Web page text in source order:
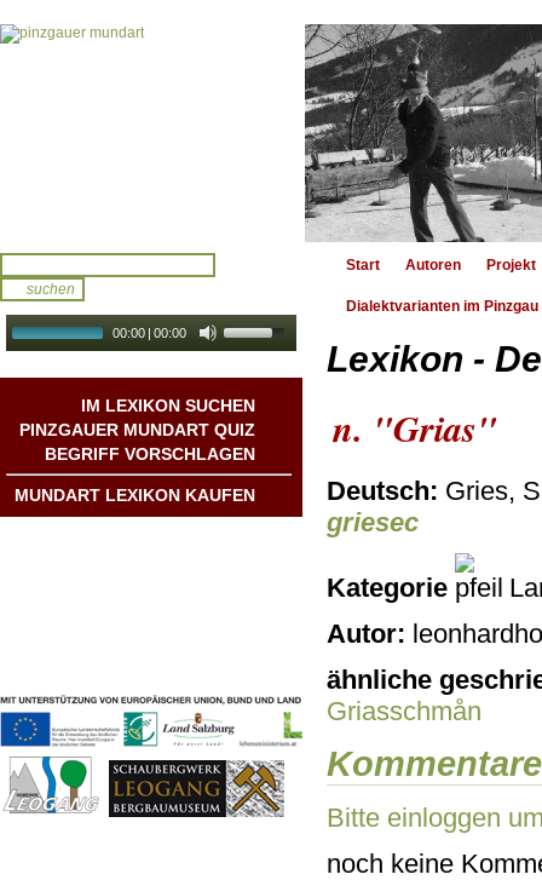
00:00 | 00:00
IM LEXIKON SUCHEN
PINZGAUER MUNDART QUIZ
BEGRIFF VORSCHLAGEN
MUNDART LEXIKON KAUFEN
Start Autoren Projekt
Dialektvarianten im Pinzgau
Lexikon -
n. "Grias"
Deutsch: Gries,
griesec
Kategorie
Autor:
ähnliche
Griasschmån
Kommentare
Bitte einloggen
noch keine